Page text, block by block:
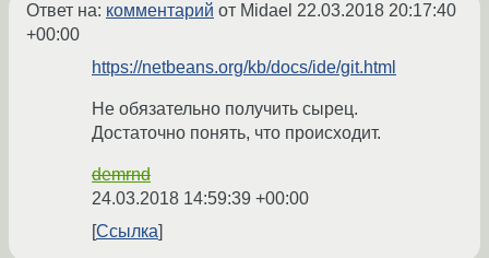
Ответ на: комментарий от Midael 22.03.2018 20:17:40
+00:00
https://netbeans.org/kb/docs/ide/git.html
Не обязательно получить сырец.
Достаточно понять, что происходит.
demrnd
24.03.2018 14:59:39 +00:00
Ссылка